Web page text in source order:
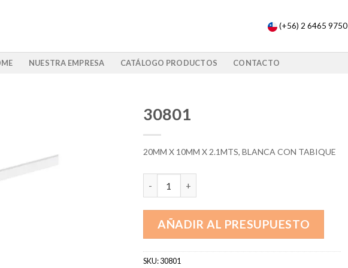
(+56) 2 6465 9750
NUESTRA EMPRESA CATÁLOGO PRODUCTOS CONTACTO
30801
20MM X 10MM X 2.1MTS, BLANCA CON TABIQUE
AÑADIR AL PRESUPUESTO
SKU:30801